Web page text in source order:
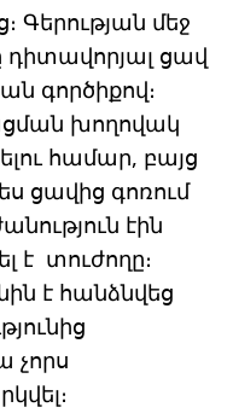
Գերության մեջ
դիտավորյալ ցավ
գործիքով։
խողովակ
համար, բայց
ցավից գոռում
էին
է տուժողը։
է հանձնվեց
չորս